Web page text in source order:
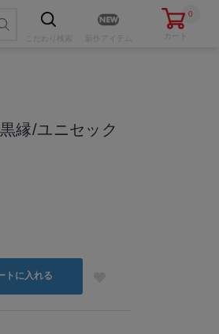
0
カート
縁/ユニセック
トに入れる